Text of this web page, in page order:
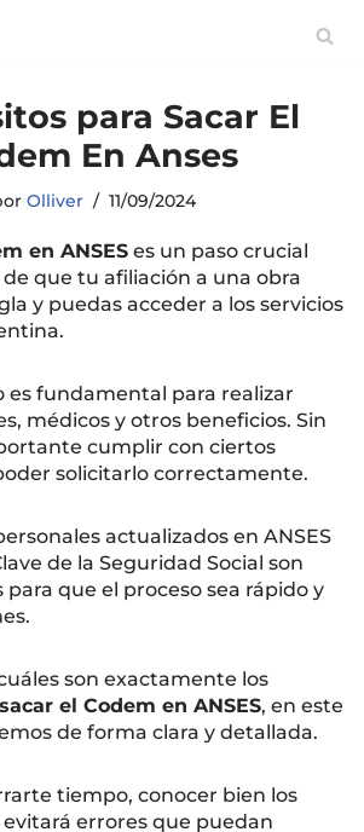
para Sacar El
En Anses
Olliver 11/09/2024
en ANSES es un paso crucial
que tu afiliación a una obra
y puedas acceder a los servicios
es fundamental para realizar
médicos y otros beneficios. Sin
cumplir con ciertos
solicitarlo correctamente.
actualizados en ANSES
de la Seguridad Social son
para que el proceso sea rápido y
son exactamente los
el Codem en ANSES, en este
de forma clara y detallada.
tiempo, conocer bien los
evitará errores que puedan